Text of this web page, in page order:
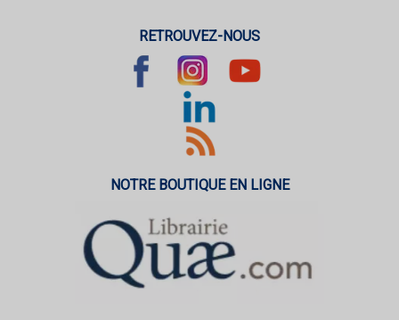
RETROUVEZ-NOUS
NOTRE BOUTIQUE EN LIGNE